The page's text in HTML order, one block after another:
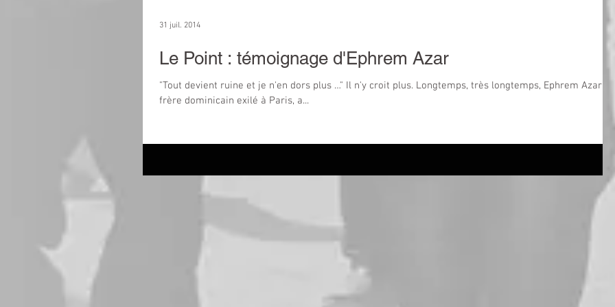
Le Point : témoignage d'Ephrem Azar
"Tout devient ruine et je n'en dors plus …" Il n'y croit plus. Longtemps, très longtemps, Ephrem Azar,
frère dominicain exilé à Paris, a...
31 juil. 2014